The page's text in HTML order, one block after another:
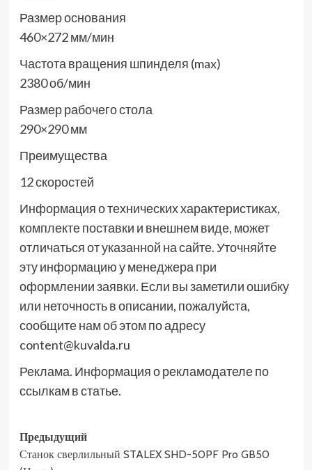
Размер основания
460×272 мм/мин
Частота вращения шпинделя (max)
2380 об/мин
Размер рабочего стола
290×290 мм
Преимущества
12 скоростей
Информация о технических характеристиках,
комплекте поставки и внешнем виде, может
отличаться от указанной на сайте. Уточняйте
эту информацию у менеджера при
оформлении заявки. Если вы заметили ошибку
или неточность в описании, пожалуйста,
сообщите нам об этом по адресу
content@kuvalda.ru
Реклама. Информация о рекламодателе по
ссылкам в статье.
Навигация
записи
Предыдущий
Станок сверлильный STALEX SHD-50PF Pro GB50